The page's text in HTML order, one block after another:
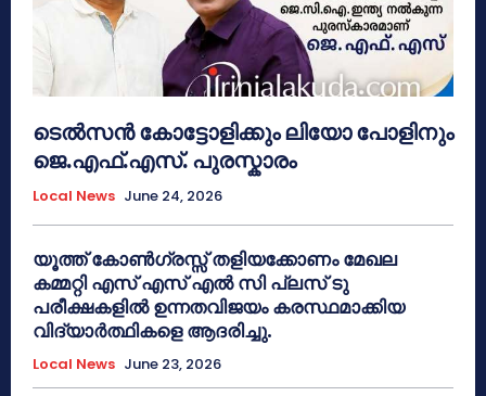
ടെൽസൻ കോട്ടോളിക്കും ലിയോ പോളിനും
ജെ.എഫ്.എസ്. പുരസ്കാരം
Local News June 24, 2026
യൂത്ത് കോൺഗ്രസ്സ് തളിയക്കോണം മേഖല
കമ്മറ്റി എസ് എസ് എൽ സി പ്ലസ് ടു
പരീക്ഷകളിൽ ഉന്നതവിജയം കരസ്ഥമാക്കിയ
വിദ്യാർത്ഥികളെ ആദരിച്ചു.
Local News June 23, 2026